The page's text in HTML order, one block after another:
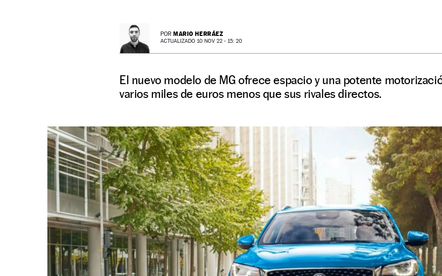
POR MARIO HERRÁEZ
ACTUALIZADO 10 NOV 22 - 15: 20
El nuevo modelo de MG ofrece espacio y una potente
varios miles de euros menos que sus rivales directos.